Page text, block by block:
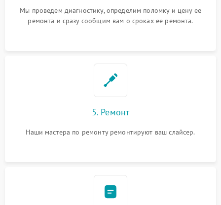
Мы проведем диагностику, определим поломку и цену ее
ремонта и сразу сообщим вам о сроках ее ремонта.
5. Ремонт
Наши мастера по ремонту ремонтируют ваш слайсер.